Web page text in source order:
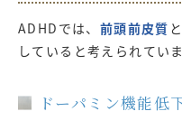
ADHDでは、 前頭前皮質
していると考えられてい
ドーパミン機能低